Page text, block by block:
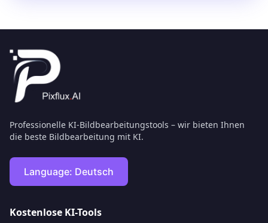
Professionelle KI-Bildbearbeitungstools – wir bieten Ihnen
die beste Bildbearbeitung mit KI.
Language: Deutsch
Kostenlose KI-Tools